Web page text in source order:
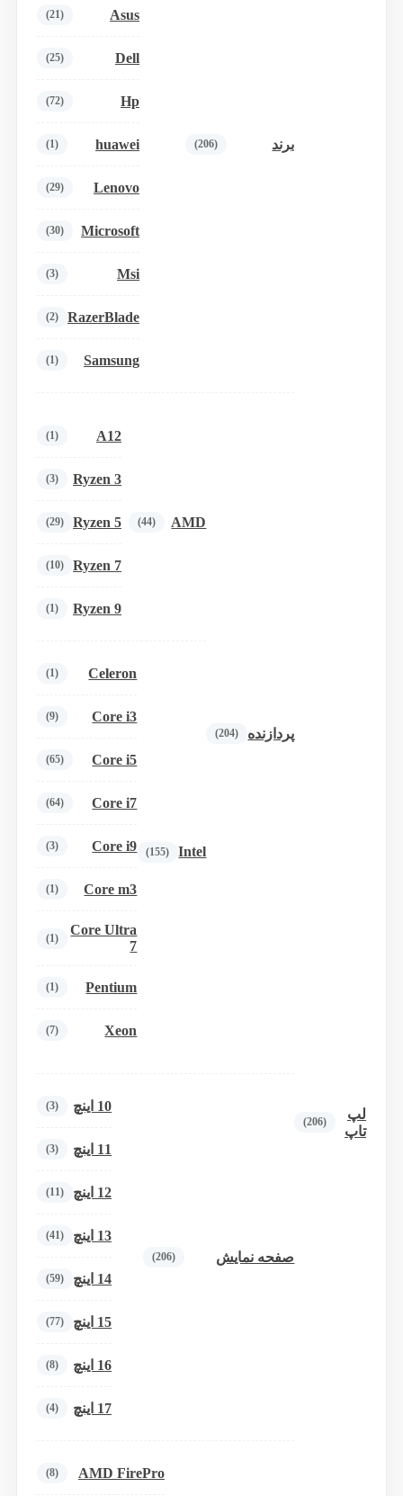
لپ
تاپ
(206)
برند (206)
Asus
(21)
Dell
(25)
Hp
(72)
huawei
(1)
Lenovo
(29)
Microsoft
(30)
Msi
(3)
RazerBlade
(2)
Samsung
(1)
پردازنده (204)
AMD
(44)
A12
(1)
Ryzen 3
(3)
Ryzen 5
(29)
Ryzen 7
(10)
Ryzen 9
(1)
Intel
(155)
Celeron
(1)
Core i3
(9)
Core i5
(65)
Core i7
(64)
Core i9
(3)
Core m3
(1)
Core Ultra
7
(1)
Pentium
(1)
Xeon
(7)
صفحه نمایش (206)
10 اینچ (3)
11 اینچ (3)
12 اینچ (11)
13 اینچ (41)
14 اینچ (59)
15 اینچ (77)
16 اینچ (8)
17 اینچ (4)
AMD FirePro
(8)